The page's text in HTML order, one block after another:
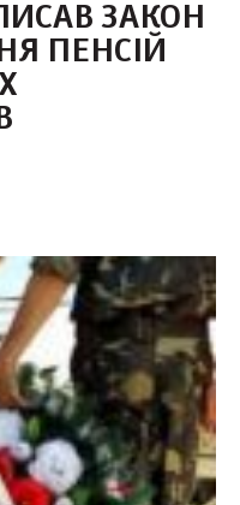
ЗАКОН
ПЕНСІЙ